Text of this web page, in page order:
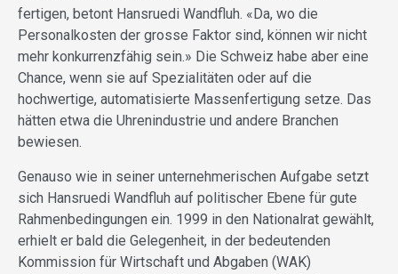
fertigen, betont Hansruedi Wandfluh. «Da, wo die
Personalkosten der grosse Faktor sind, können wir nicht
mehr konkurrenzfähig sein.» Die Schweiz habe aber eine
Chance, wenn sie auf Spezialitäten oder auf die
hochwertige, automatisierte Massenfertigung setze. Das
hätten etwa die Uhrenindustrie und andere Branchen
bewiesen.
Genauso wie in seiner unternehmerischen Aufgabe setzt
sich Hansruedi Wandfluh auf politischer Ebene für gute
Rahmenbedingungen ein. 1999 in den Nationalrat gewählt,
erhielt er bald die Gelegenheit, in der bedeutenden
Kommission für Wirtschaft und Abgaben (WAK)